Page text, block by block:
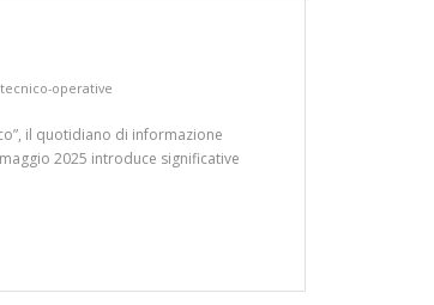
operative
il quotidiano di informazione
2025 introduce significative